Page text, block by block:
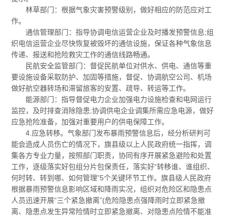
林草部门：根据气象灾害预警级别，做好相应的防范应对工
作。
通信管理部门：指导协调电信运营企业及时播发预警信息;组
织电信运营企业尽快恢复被毁坏的通信设施，保证各种气象信息
传递、报送和抢险救灾工作的通信线路畅通。
民航安全监管部门：督促民航单位对供水、供电、通信等重
要设施设备采取防护、加固等措施，督促、协调航空公司、机场
做好航空器转场和滞留旅客的安置、疏导、转运等工作。
能源部门：指导督促电力企业加强电力设施检查和电网运行
监控，及时排查消除隐患;协调供电企业调集所需应急电源，做好
应急抢险准备，加强对重要用户的供电保障工作。
4.应急转移。气象部门发布暴雨预警信息后，经分析研判可
能会造成人员伤亡的情况下，旗县级以上人民政府统一指挥，调
集各方专业力量，按照部门职责，协同有序开展紧急避险和处置
工作，逐级落实好包组分片包保责任，落实好“转移谁、谁组织、
何时转、转到哪、如何管理”5个关键环节工作。旗县级人民政府
根据暴雨预警信息影响区域和降雨实况，组织对危险区和隐患点
人员迅速开展“三个紧急撤离”(危险隐患点强降雨时立即紧急撤
离、隐患点发生异常险情时立即紧急撤离、对隐患点险情不能准